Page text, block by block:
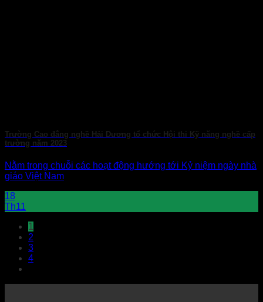
Trường Cao đẳng nghề Hải Dương tổ chức Hội thi Kỹ năng nghề cấp
trường năm 2023
Nằm trong chuỗi các hoạt động hướng tới Kỷ niệm ngày nhà
giáo Việt Nam
18
Th11
1
2
3
4